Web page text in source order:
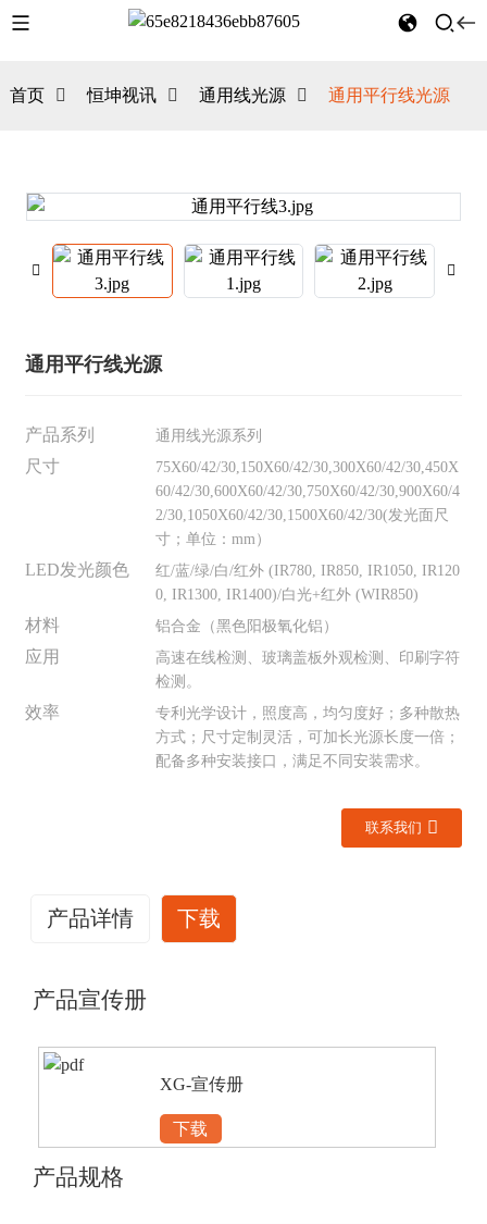
首页 恒坤视讯 通用线光源 通用平行线光源
通用平行线光源
产品系列 通用线光源系列
尺寸
75X60/42/30,150X60/42/30,300X60/42/30,450X
60/42/30,600X60/42/30,750X60/42/30,900X60/4
2/30,1050X60/42/30,1500X60/42/30(发光面尺
寸；单位：mm）
LED发光颜色
红/蓝/绿/白/红外 (IR780, IR850, IR1050, IR120
0, IR1300, IR1400)/白光+红外 (WIR850)
材料 铝合金（黑色阳极氧化铝）
应用
高速在线检测、玻璃盖板外观检测、印刷字符
检测。
效率
专利光学设计，照度高，均匀度好；多种散热
方式；尺寸定制灵活，可加长光源长度一倍；
配备多种安装接口，满足不同安装需求。
联系我们
产品详情 下载
产品宣传册
XG-宣传册
下载
产品规格